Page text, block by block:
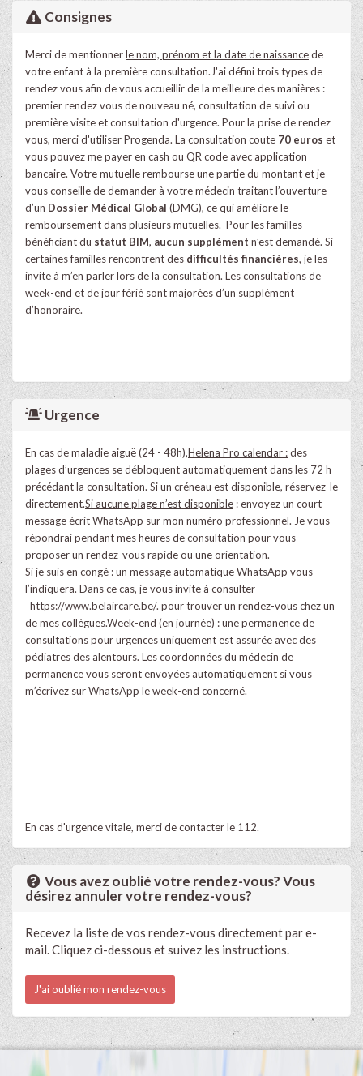
Consignes
Merci de mentionnerle nom, prénom et la date de naissancede
votre enfant à la première consultation.J'ai défini trois types de
rendez vous afin de vous accueillir de la meilleure des manières :
premier rendez vous de nouveau né, consultation de suivi ou
première visite et consultation d'urgence. Pour la prise de rendez
vous, merci d'utiliser Progenda. La consultation coute 70 euros et
vous pouvez me payer en cash ou QR code avec application
bancaire. Votre mutuelle rembourse une partie du montant et je
vous conseille de demander à votre médecin traitant l’ouverture
d’un Dossier Médical Global (DMG), ce qui améliore le
remboursement dans plusieurs mutuelles. Pour les familles
bénéficiant du statut BIM, aucun supplément n’est demandé. Si
certaines familles rencontrent des difficultés financières, je les
invite à m’en parler lors de la consultation. Les consultations de
week-end et de jour férié sont majorées d’un supplément
d’honoraire.
Urgence
En cas de maladie aiguë (24 - 48h),Helena Pro calendar :des
plages d’urgences se débloquent automatiquement dans les 72 h
précédant la consultation. Si un créneau est disponible, réservez-le
directement.Si aucune plage n’est disponible : envoyez un court
message écrit WhatsApp sur mon numéro professionnel. Je vous
répondrai pendant mes heures de consultation pour vous
proposer un rendez-vous rapide ou une orientation.
Si je suis en congé :un message automatique WhatsApp vous
l’indiquera. Dans ce cas, je vous invite à consulter
https://www.belaircare.be/. pour trouver un rendez-vous chez un
de mes collègues.Week-end (en journée) :une permanence de
consultations pour urgences uniquement est assurée avec des
pédiatres des alentours. Les coordonnées du médecin de
permanence vous seront envoyées automatiquement si vous
m’écrivez sur WhatsApp le week-end concerné.
En cas d'urgence vitale, merci de contacter le 112.
Vous avez oublié votre rendez-vous? Vous
désirez annuler votre rendez-vous?
Recevez la liste de vos rendez-vous directement par e-
mail. Cliquez ci-dessous et suivez les instructions.
J'ai oublié mon rendez-vous